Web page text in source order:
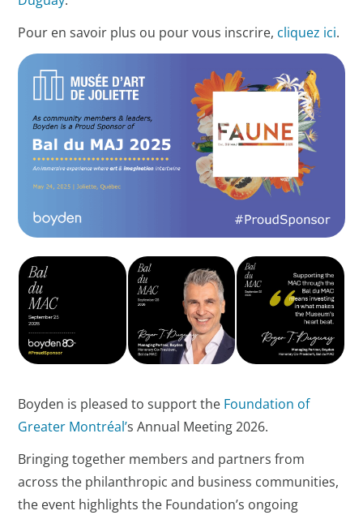
Pour en savoir plus ou pour vous inscrire, cliquez ici.
Boyden is pleased to support the Foundation of
Greater Montréal’s Annual Meeting 2026.
Bringing together members and partners from
across the philanthropic and business communities,
the event highlights the Foundation’s ongoing